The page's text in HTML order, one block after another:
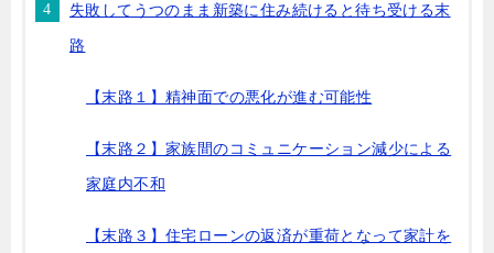
失敗してうつのまま新築に住み続けると待ち受ける末
路
【末路１】精神面での悪化が進む可能性
【末路２】家族間のコミュニケーション減少による
家庭内不和
【末路３】住宅ローンの返済が重荷となって家計を